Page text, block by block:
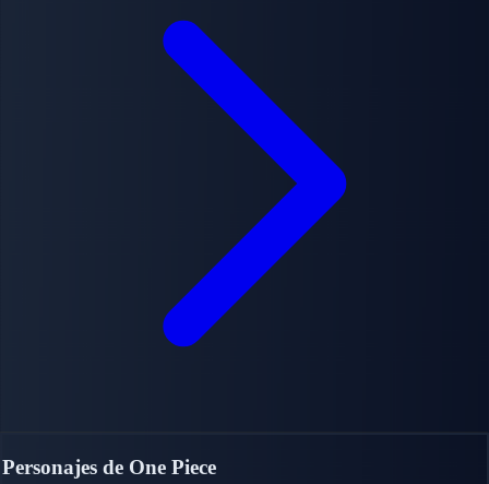
Personajes de One Piece